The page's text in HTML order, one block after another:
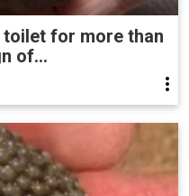
toilet for more than
of...